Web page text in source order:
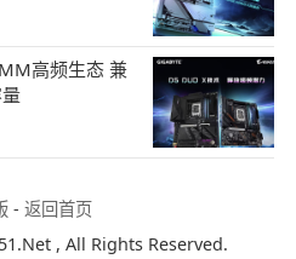
高频生态 兼
- 返回首页
, All Rights Reserved.